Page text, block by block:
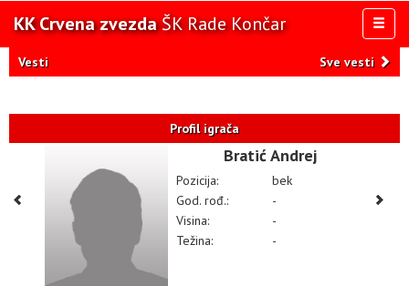
KK Crvena zvezdaŠK Rade Končar
AKTIVNOSTI
TAKMIČENJA
KLUB
OSTALE SELEKCIJE
MULTIMEDIJA
Vesti Sve vesti
Profil igrača
Bratić Andrej
Pozicija:
bek
God. rođ.:
-
Visina:
-
Težina:
-